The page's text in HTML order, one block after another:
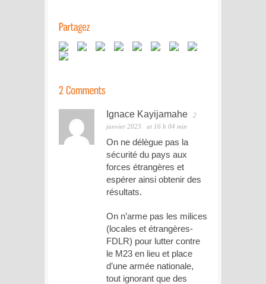
Ignace Kayijamahe
2
janvier 2023
at 16 h 04 min
On ne délègue pas la
sécurité du pays aux
forces étrangères et
espérer ainsi obtenir des
résultats.
On n’arme pas les milices
(locales et étrangères-
FDLR) pour lutter contre
le M23 en lieu et place
d’une armée nationale,
tout ignorant que des